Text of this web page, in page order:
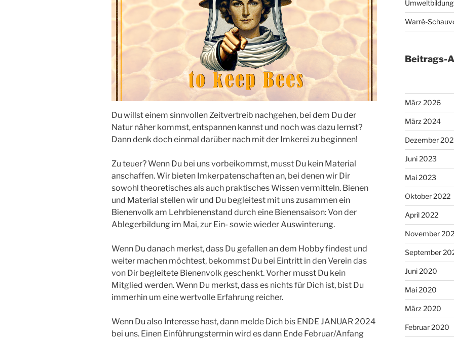
Du willst einem sinnvollen Zeitvertreib nachgehen, bei dem Du der
Natur näher kommst, entspannen kannst und noch was dazu lernst?
Dann denk doch einmal darüber nach mit der Imkerei zu beginnen!
Zu teuer? Wenn Du bei uns vorbeikommst, musst Du kein Material
anschaffen. Wir bieten Imkerpatenschaften an, bei denen wir Dir
sowohl theoretisches als auch praktisches Wissen vermitteln. Bienen
und Material stellen wir und Du begleitest mit uns zusammen ein
Bienenvolk am Lehrbienenstand durch eine Bienensaison: Von der
Ablegerbildung im Mai, zur Ein- sowie wieder Auswinterung.
Wenn Du danach merkst, dass Du gefallen an dem Hobby findest und
weiter machen möchtest, bekommst Du bei Eintritt in den Verein das
von Dir begleitete Bienenvolk geschenkt. Vorher musst Du kein
Mitglied werden. Wenn Du merkst, dass es nichts für Dich ist, bist Du
immerhin um eine wertvolle Erfahrung reicher.
Wenn Du also Interesse hast, dann melde Dich bis ENDE JANUAR 2024
bei uns. Einen Einführungstermin wird es dann Ende Februar/Anfang
Umweltbildung
Warré-
Beitrags-
März 2026
März 2024
Dezember
Juni 2023
Mai 2023
Oktober 2022
April 2022
November
September
Juni 2020
Mai 2020
März 2020
Februar 2020